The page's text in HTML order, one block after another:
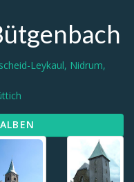
Leykaul, Nidrum,